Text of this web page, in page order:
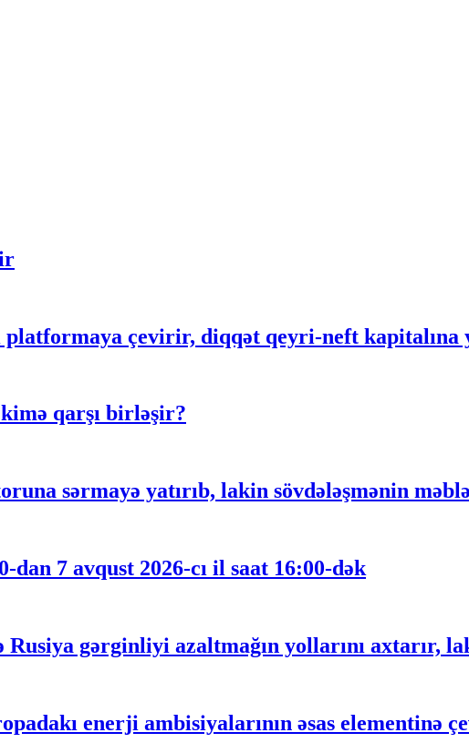
platformaya çevirir, diqqət qeyri-neft kapitalına
qarşı birləşir?
sərmayə yatırıb, lakin sövdələşmənin
dan 7 avqust 2026-cı il saat 16:00-dək
gərginliyi azaltmağın yollarını axtarır,
enerji ambisiyalarının əsas elementinə